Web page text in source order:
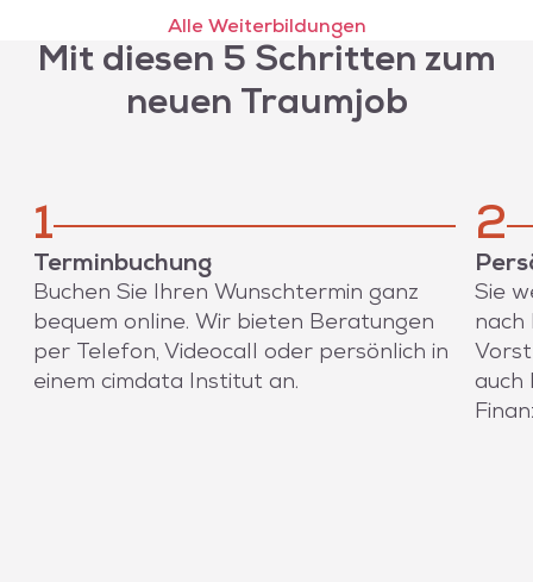
Alle Weiterbildungen
Mit diesen 5 Schritten zum
neuen Traumjob
1
Terminbuchung
Buchen Sie Ihren Wunschtermin ganz
bequem online. Wir bieten Beratungen
per Telefon, Videocall oder persönlich in
einem cimdata Institut an.
2
Sie
nach
auch